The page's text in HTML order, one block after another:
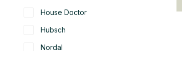
House Doctor
Hubsch
Nordal